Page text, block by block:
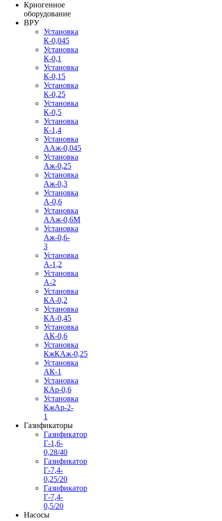
Криогенное
оборудование
ВРУ
Установка
К-0,045
Установка
К-0,1
Установка
К-0,15
Установка
К-0,25
Установка
К-0,5
Установка
К-1,4
Установка
ААж-0,045
Установка
Аж-0,25
Установка
Аж-0,3
Установка
А-0,6
Установка
ААж-0,6М
Установка
Аж-0,6-
3
Установка
А-1,2
Установка
А-2
Установка
КА-0,2
Установка
КА-0,45
Установка
АК-0,6
Установка
КжКАж-0,25
Установка
АК-1
Установка
КАр-0,6
Установка
КжАр-2-
1
Газификаторы
Газификатор
Г-1,6-
0,28/40
Газификатор
Г-7,4-
0,25/20
Газификатор
Г-7,4-
0,5/20
Насосы